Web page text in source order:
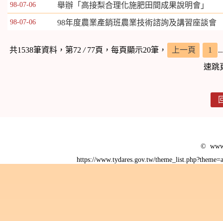
98-07-06 舉辦「高接梨合理化施肥田間成果說明會」
98-07-06 98年度農業產銷班農業技術諮詢及講習座談會
共1538筆資料，第72 /77頁，每頁顯示20筆， 上一頁 1
速跳
©
https://www.tydares.gov.tw/